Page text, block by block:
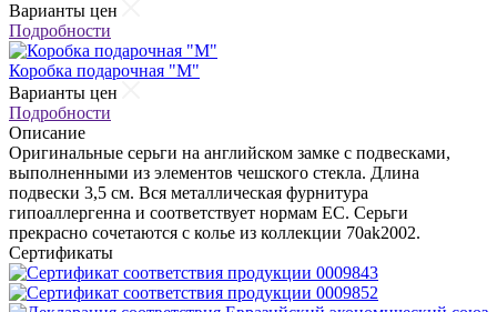
Варианты цен
Подробности
Коробка подарочная "М"
Варианты цен
Подробности
Описание
Оригинальные серьги на английском замке с подвесками,
выполненными из элементов чешского стекла. Длина
подвески 3,5 см. Вся металлическая фурнитура
гипоаллергенна и соответствует нормам ЕС. Серьги
прекрасно сочетаются с колье из коллекции 70ak2002.
Сертификаты